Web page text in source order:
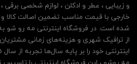
و زیبایی ، عطر و ادکلن ، لوازم شخصی برقی ،
خارجی با قیمت مناسب تضمین اصالت کالا و
شده است. در فروشگاه اینترنتی مه رو شو
از ترافیک شهری و هزینه‌های زمانی